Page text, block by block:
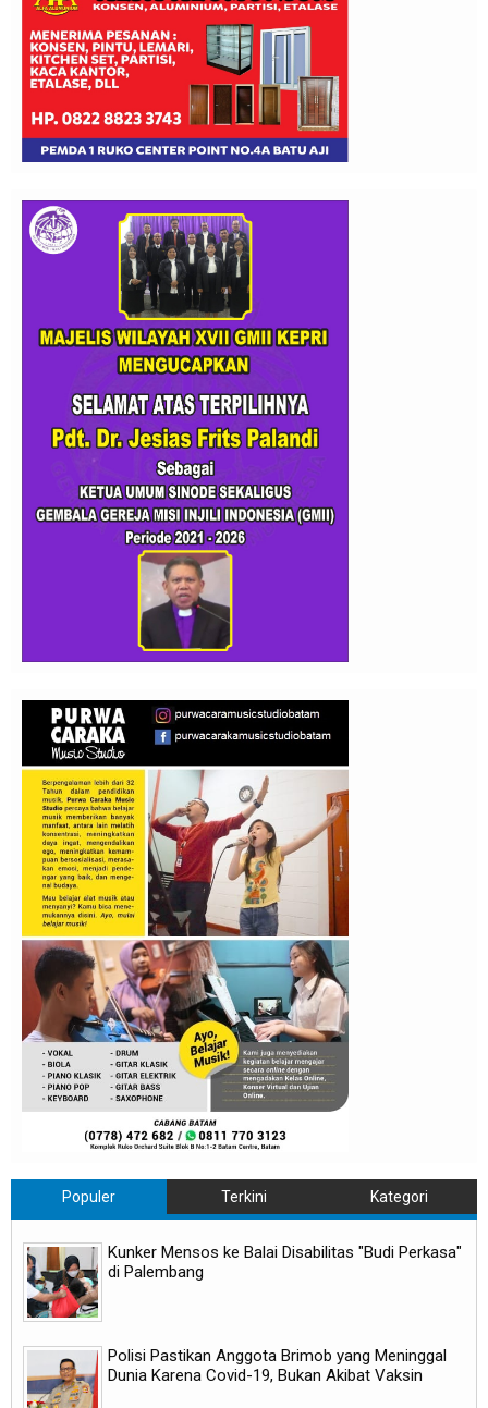
Populer Terkini Kategori
Kunker Mensos ke Balai Disabilitas "Budi Perkasa"
di Palembang
Polisi Pastikan Anggota Brimob yang Meninggal
Dunia Karena Covid-19, Bukan Akibat Vaksin